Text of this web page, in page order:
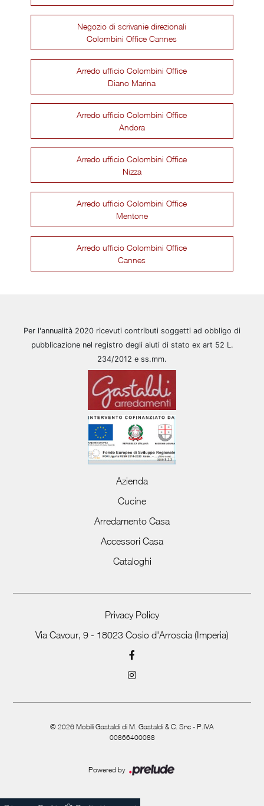
Negozio di scrivanie direzionali
Colombini Office Cannes
Arredo ufficio Colombini Office
Diano Marina
Arredo ufficio Colombini Office
Andora
Arredo ufficio Colombini Office
Nizza
Arredo ufficio Colombini Office
Mentone
Arredo ufficio Colombini Office
Cannes
Per l'annualità 2020 ricevuti contributi soggetti ad obbligo di
pubblicazione nel registro degli aiuti di stato ex art 52 L.
234/2012 e ss.mm.
Azienda
Cucine
Arredamento Casa
Accessori Casa
Cataloghi
Privacy Policy
Via Cavour, 9 - 18023 Cosio d'Arroscia (Imperia)
© 2026 Mobili Gastaldi di M. Gastaldi & C. Snc - P.IVA
00866400088
Powered by